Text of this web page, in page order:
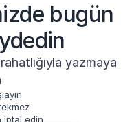
bugün
yazmaya
iptal edin